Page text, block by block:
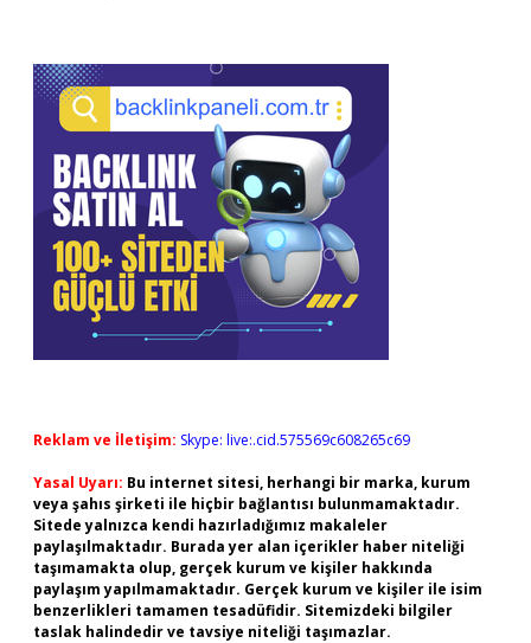
Reklam ve İletişim: Skype: live:.cid.575569c608265c69
Yasal Uyarı: Bu internet sitesi, herhangi bir marka, kurum
veya şahıs şirketi ile hiçbir bağlantısı bulunmamaktadır.
Sitede yalnızca kendi hazırladığımız makaleler
paylaşılmaktadır. Burada yer alan içerikler haber niteliği
taşımamakta olup, gerçek kurum ve kişiler hakkında
paylaşım yapılmamaktadır. Gerçek kurum ve kişiler ile isim
benzerlikleri tamamen tesadüfidir. Sitemizdeki bilgiler
taslak halindedir ve tavsiye niteliği taşımazlar.